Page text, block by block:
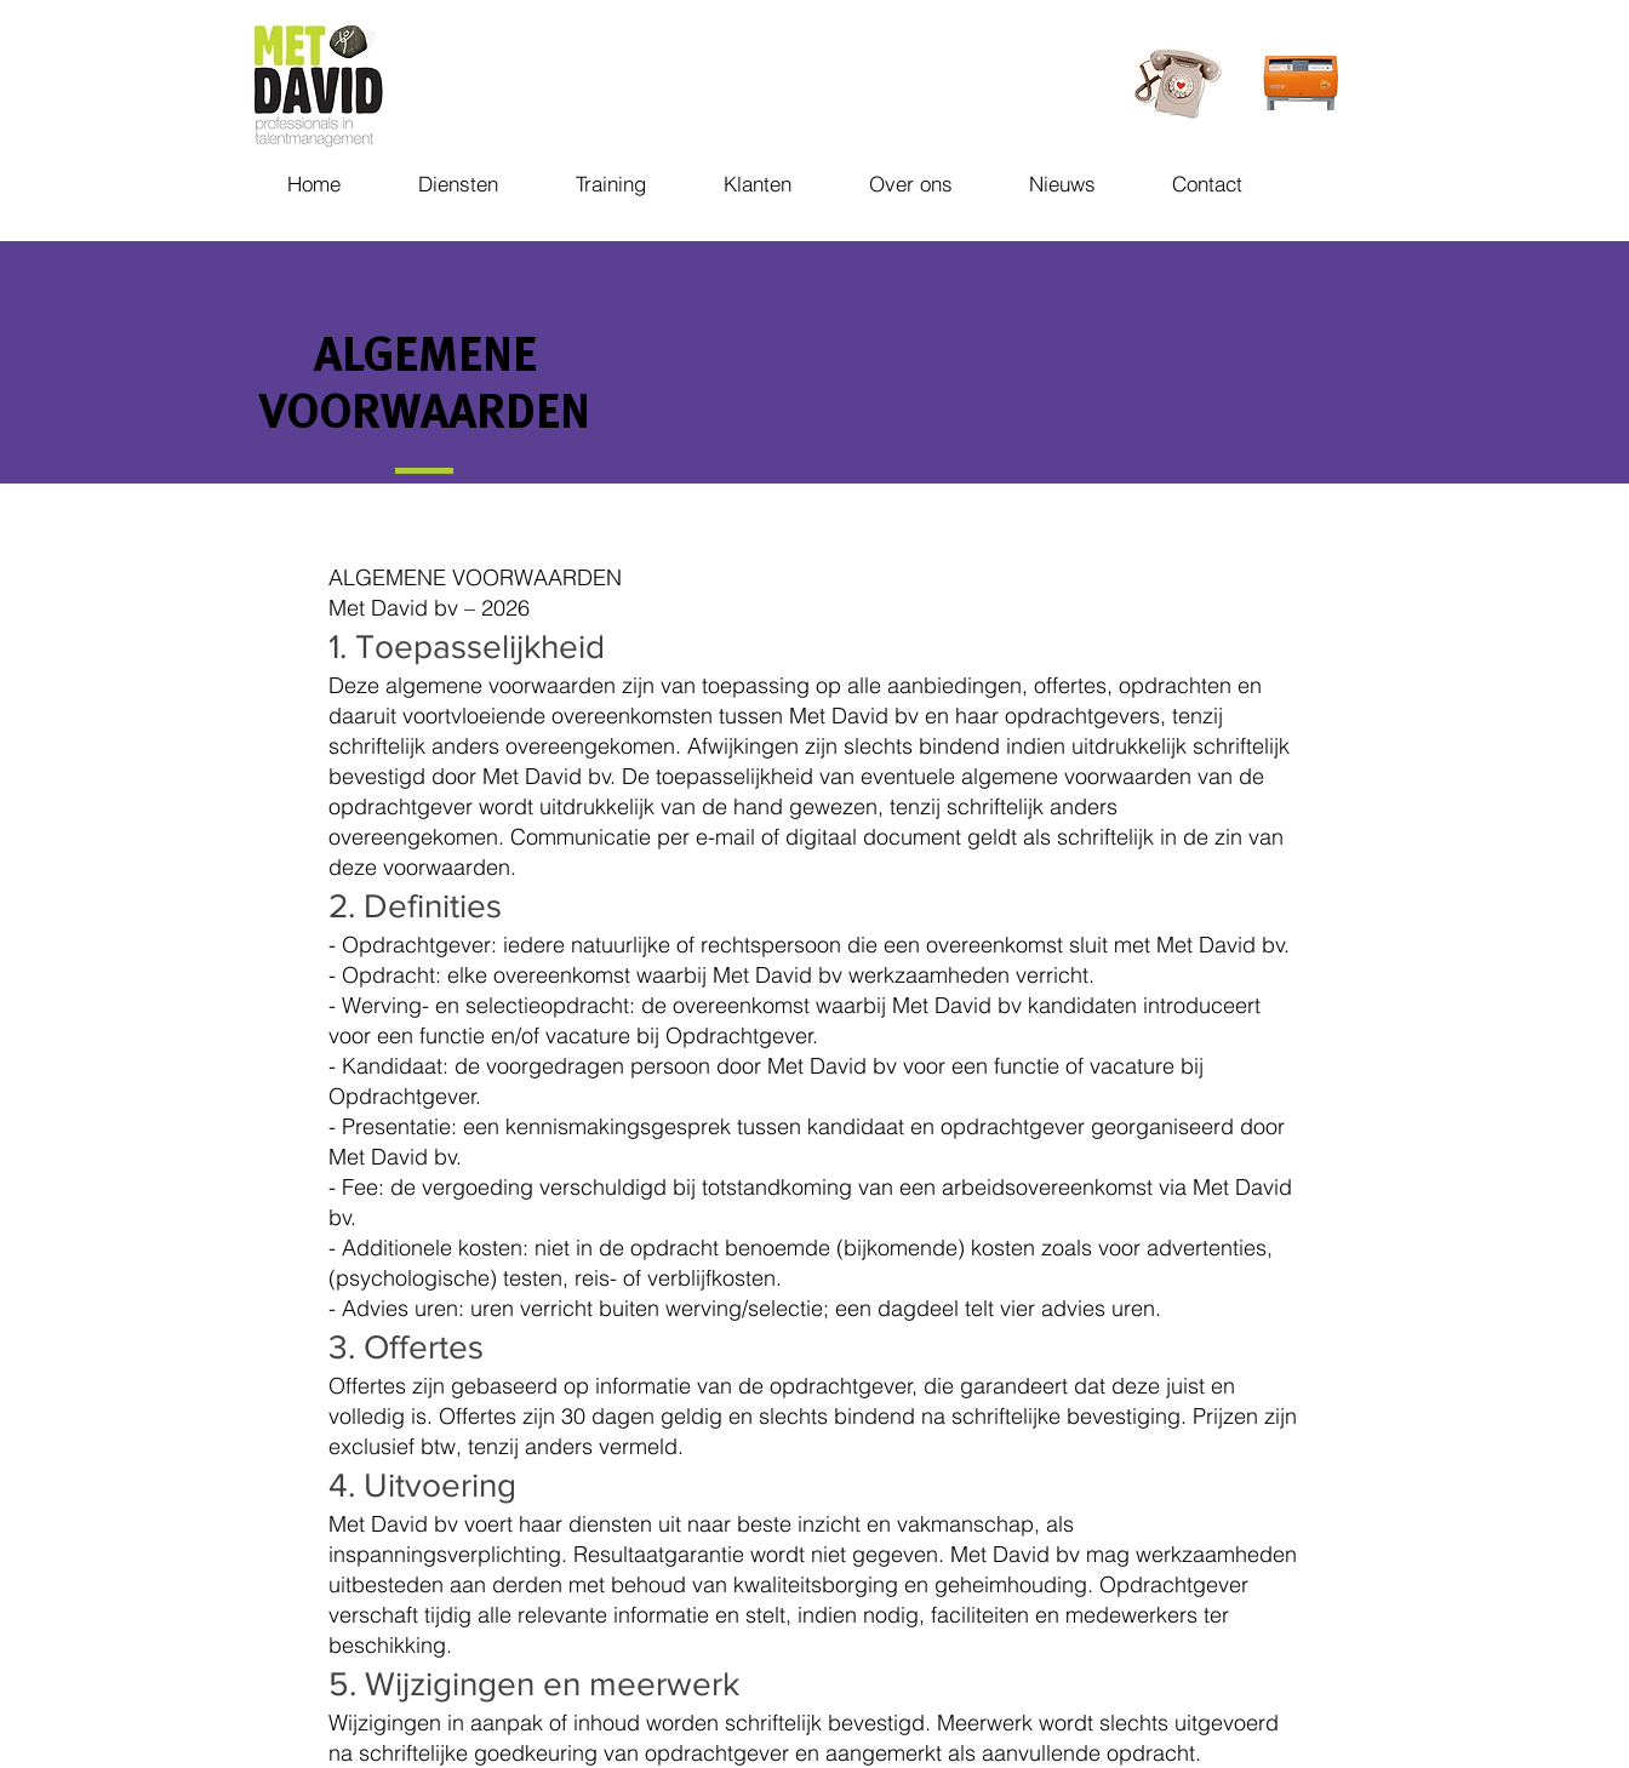
Home Diensten Training Klanten Over ons Nieuws Contact
ALGEMENE
VOORWAARDEN
ALGEMENE VOORWAARDEN
Met David bv – 2026
1. Toepasselijkheid
Deze algemene voorwaarden zijn van toepassing op alle aanbiedingen, offertes, opdrachten en
daaruit voortvloeiende overeenkomsten tussen Met David bv en haar opdrachtgevers, tenzij
schriftelijk anders overeengekomen. Afwijkingen zijn slechts bindend indien uitdrukkelijk schriftelijk
bevestigd door Met David bv. De toepasselijkheid van eventuele algemene voorwaarden van de
opdrachtgever wordt uitdrukkelijk van de hand gewezen, tenzij schriftelijk anders
overeengekomen. Communicatie per e-mail of digitaal document geldt als schriftelijk in de zin van
deze voorwaarden.
2. Definities
- Opdrachtgever: iedere natuurlijke of rechtspersoon die een overeenkomst sluit met Met David bv.
- Opdracht: elke overeenkomst waarbij Met David bv werkzaamheden verricht.
- Werving- en selectieopdracht: de overeenkomst waarbij Met David bv kandidaten introduceert
voor een functie en/of vacature bij Opdrachtgever.
- Kandidaat: de voorgedragen persoon door Met David bv voor een functie of vacature bij
Opdrachtgever.
- Presentatie: een kennismakingsgesprek tussen kandidaat en opdrachtgever georganiseerd door
Met David bv.
- Fee: de vergoeding verschuldigd bij totstandkoming van een arbeidsovereenkomst via Met David
bv.
- Additionele kosten: niet in de opdracht benoemde (bijkomende) kosten zoals voor advertenties,
(psychologische) testen, reis- of verblijfkosten.
- Advies uren: uren verricht buiten werving/selectie; een dagdeel telt vier advies uren.
3. Offertes
Offertes zijn gebaseerd op informatie van de opdrachtgever, die garandeert dat deze juist en
volledig is. Offertes zijn 30 dagen geldig en slechts bindend na schriftelijke bevestiging. Prijzen zijn
exclusief btw, tenzij anders vermeld.
4. Uitvoering
Met David bv voert haar diensten uit naar beste inzicht en vakmanschap, als
inspanningsverplichting. Resultaatgarantie wordt niet gegeven. Met David bv mag werkzaamheden
uitbesteden aan derden met behoud van kwaliteitsborging en geheimhouding. Opdrachtgever
verschaft tijdig alle relevante informatie en stelt, indien nodig, faciliteiten en medewerkers ter
beschikking.
5. Wijzigingen en meerwerk
Wijzigingen in aanpak of inhoud worden schriftelijk bevestigd. Meerwerk wordt slechts uitgevoerd
na schriftelijke goedkeuring van opdrachtgever en aangemerkt als aanvullende opdracht.